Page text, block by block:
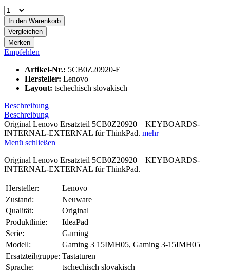
In den Warenkorb
Vergleichen
Merken
Empfehlen
Artikel-Nr.: 5CB0Z20920-E
Hersteller: Lenovo
Layout: tschechisch slovakisch
Beschreibung
Beschreibung
Original Lenovo Ersatzteil 5CB0Z20920 – KEYBOARDS-
INTERNAL-EXTERNAL für ThinkPad. mehr
Menü schließen
Original Lenovo Ersatzteil 5CB0Z20920 – KEYBOARDS-
INTERNAL-EXTERNAL für ThinkPad.
Hersteller:
Lenovo
Zustand:
Neuware
Qualität:
Original
Produktlinie:
IdeaPad
Serie:
Gaming
Modell:
Gaming 3 15IMH05, Gaming 3-15IMH05
Ersatzteilgruppe: Tastaturen
Sprache:
tschechisch slovakisch